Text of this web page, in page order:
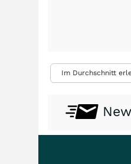
Im Durchschnitt